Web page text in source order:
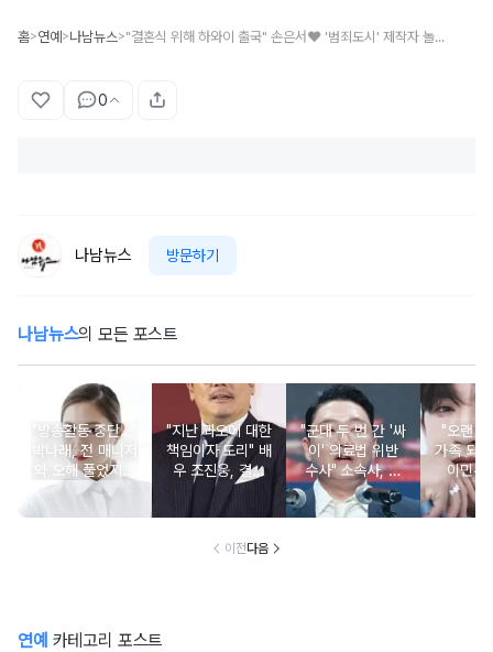
홈>연예 >나남뉴스> "결혼식 위해 하와이 출국" 손은서♥ '범죄도시' 제작자 놀라운 남편 정체
0
나남뉴스 방문하기
나남뉴스의 모든 포스트
"방송활동 중단…"
박나래, 전 매니저
와 오해 풀었지만
불찰 반성
"지난 과오에 대한
책임이자 도리" 배
우 조진웅, 결국
은퇴 선언
"군대 두 번 간 '싸
이' 의료법 위반
수사" 소속사, 수
면제 대리수령 불
찰...
"오랜
가족 되
이민우
이전다음
연예 카테고리 포스트